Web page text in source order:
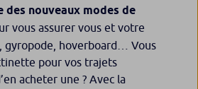
des nouveaux modes de
vous assurer vous et votre
hoverboard… Vous
pour vos trajets
acheter une ? Avec la